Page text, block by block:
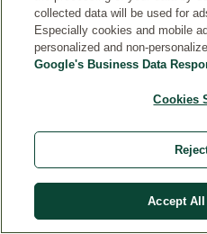
UI
Skin
Lip
collected data will be used for
Especially cookies and mobile
personalized and non-
Google's Business Data
Cookies
Accept